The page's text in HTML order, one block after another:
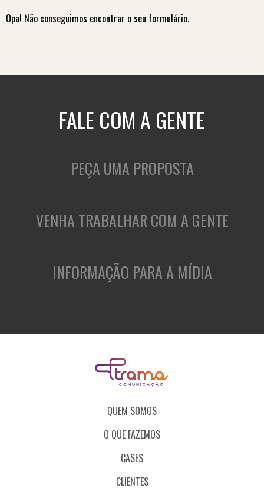
Opa! Não conseguimos encontrar o seu formulário.
FALE COM A GENTE
PEÇA UMA PROPOSTA
VENHA TRABALHAR COM A GENTE
INFORMAÇÃO PARA A MÍDIA
QUEM SOMOS
O QUE FAZEMOS
CASES
CLIENTES